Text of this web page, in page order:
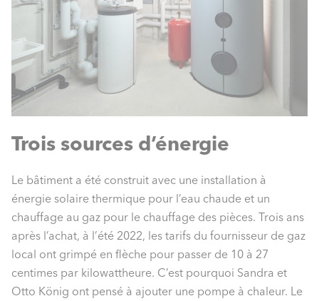
Trois sources d’énergie
Le bâtiment a été construit avec une installation à
énergie solaire thermique pour l’eau chaude et un
chauffage au gaz pour le chauffage des pièces. Trois ans
après l’achat, à l’été 2022, les tarifs du fournisseur de gaz
local ont grimpé en flèche pour passer de 10 à 27
centimes par kilowattheure. C’est pourquoi Sandra et
Otto König ont pensé à ajouter une pompe à chaleur. Le